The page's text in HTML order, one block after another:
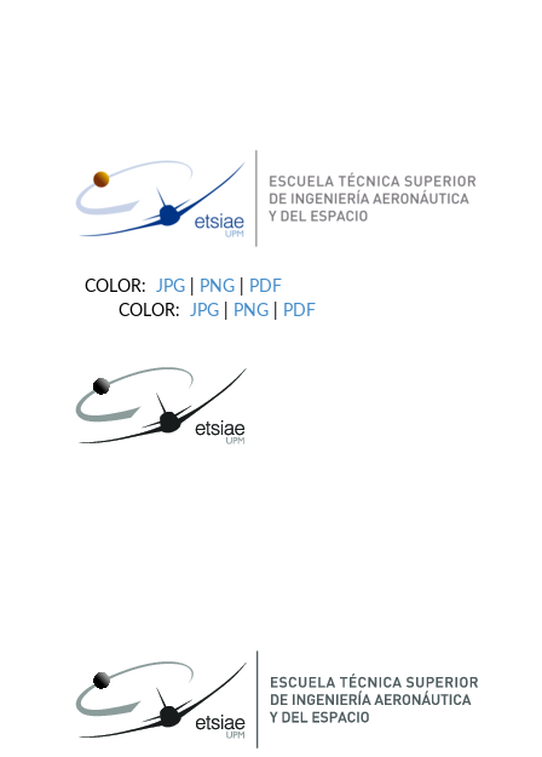
COLOR: JPG PNG
PDF
COLOR: JPG PNG PDF